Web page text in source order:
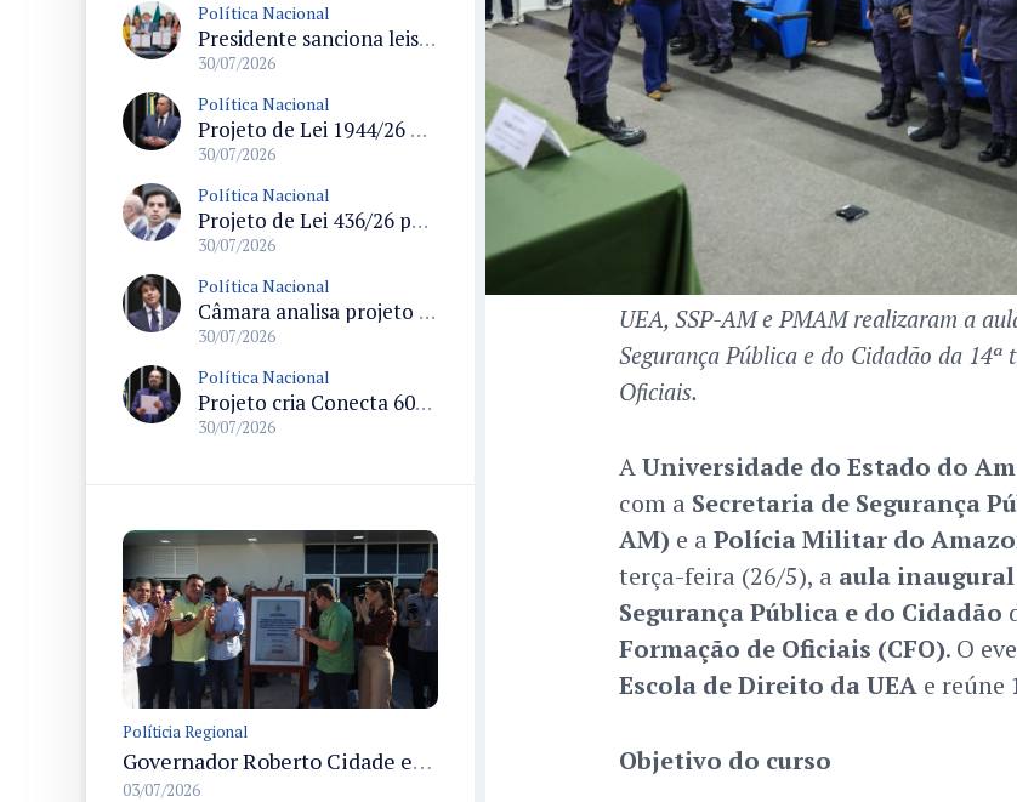
Política Nacional
Presidente sanciona leis do Pix Pensão e de divulgação do Ligue 180 em cerimônia no Planalto
30/07/2026
Política Nacional
Projeto de Lei 1944/26 propõe percentuais mínimos para progressão de regime em crimes hediondos e restabelece texto da Lei Raul Jungmann
30/07/2026
Política Nacional
Projeto de Lei 436/26 permite pesca artesanal em unidades de conservação com regras de manejo e cadastro
30/07/2026
Política Nacional
Câmara analisa projeto que regula suplementos alimentares com regras para produção, rotulagem e fiscalização
30/07/2026
Política Nacional
Projeto cria Conecta 60+ para inclusão e letramento digital de idosos em todo o país
30/07/2026
Políticia Regional
Governador Roberto Cidade entrega readequação do ambulatório da FCecon e amplia capacidade de atendimento oncológico em Manaus
03/07/2026
UEA, SSP-AM e PMAM realizaram a
Segurança Pública e do Cidadão da
Oficiais.
AUniversidade do Estado do
com a Secretaria de Segurança
AM) e a Polícia Militar do
terça-feira (26/5), a aula inaugural
Segurança Pública e do Cidadão
Formação de Oficiais (CFO). O
Escola de Direito da UEAe reúne
Objetivo do curso